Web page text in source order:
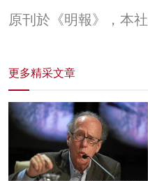
原刊於《明報》，本
更多精采文章